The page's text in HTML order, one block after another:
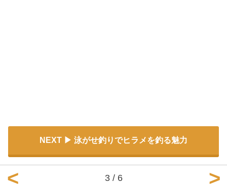
NEXT 泳がせ釣りでヒラメを釣る魅力
3 / 6